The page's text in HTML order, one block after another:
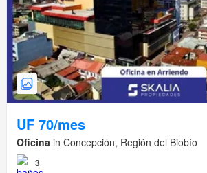
UF 70/mes
Oficina in Concepción, Región del Biobío
3